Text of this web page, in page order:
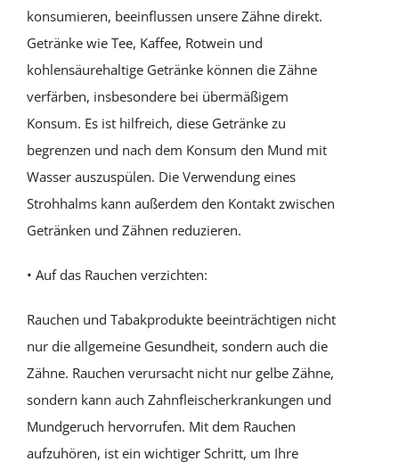
konsumieren, beeinflussen unsere Zähne direkt.
Getränke wie Tee, Kaffee, Rotwein und
kohlensäurehaltige Getränke können die Zähne
verfärben, insbesondere bei übermäßigem
Konsum. Es ist hilfreich, diese Getränke zu
begrenzen und nach dem Konsum den Mund mit
Wasser auszuspülen. Die Verwendung eines
Strohhalms kann außerdem den Kontakt zwischen
Getränken und Zähnen reduzieren.
• Auf das Rauchen verzichten:
Rauchen und Tabakprodukte beeinträchtigen nicht
nur die allgemeine Gesundheit, sondern auch die
Zähne. Rauchen verursacht nicht nur gelbe Zähne,
sondern kann auch Zahnfleischerkrankungen und
Mundgeruch hervorrufen. Mit dem Rauchen
aufzuhören, ist ein wichtiger Schritt, um Ihre